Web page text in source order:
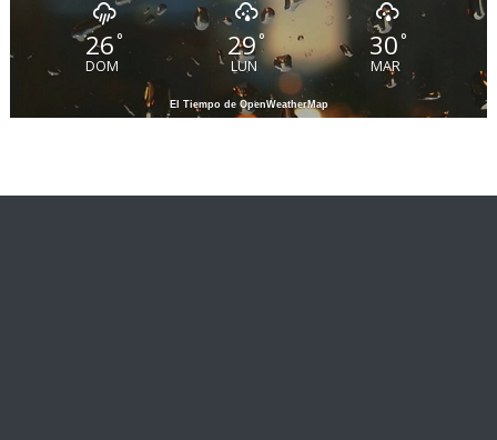
26°
DOM
29 °
LUN
30°
MAR
El Tiempo de OpenWeatherMap